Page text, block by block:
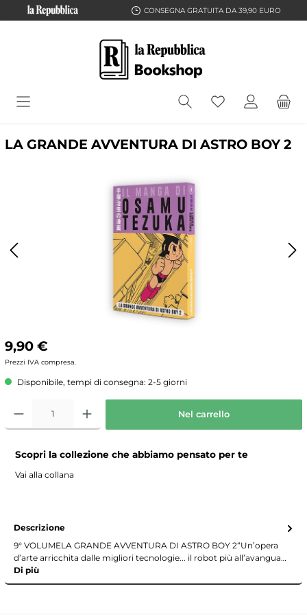
CONSEGNA GRATUITA DA 39,90 EURO
LA GRANDE AVVENTURA DI ASTRO BOY 2
9,90 €
Prezzi IVA compresa.
Disponibile, tempi di consegna: 2-5 giorni
Nel carrello
Scopri la collezione che abbiamo pensato per te
Vai alla collana
Descrizione
9° VOLUMELA GRANDE AVVENTURA DI ASTRO BOY 2“Un’opera
d’arte arricchita dalle migliori tecnologie... il robot più all’avangua…
Di più